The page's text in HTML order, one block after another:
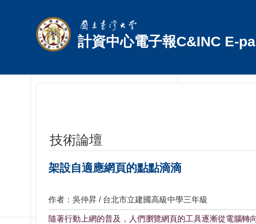
計資中心電子報C&INC E-
技術論壇
架設自適應網頁的點點滴滴
作者：吳仲昇 / 台北市立建國高級中學三年級
隨著行動上網的普及，人們瀏覽網頁的工具逐漸從電腦